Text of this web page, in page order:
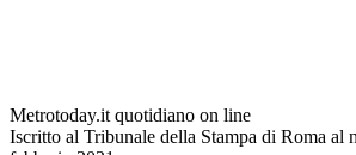
Metrotoday.it quotidiano on line
Iscritto al Tribunale della Stampa di Roma al